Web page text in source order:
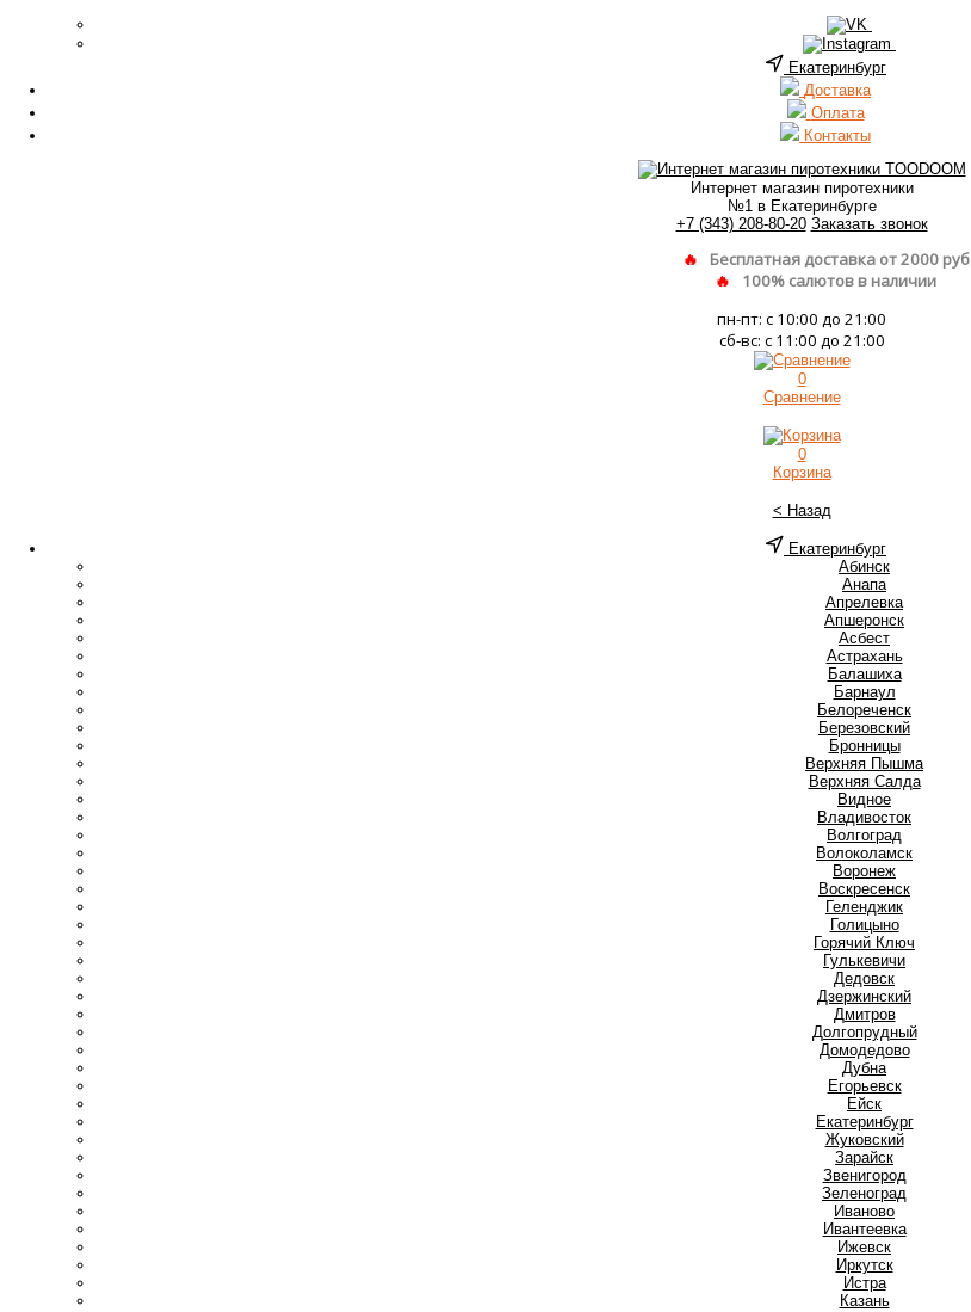
Екатеринбург
Доставка
Оплата
Контакты
Интернет магазин пиротехники
№1 в Екатеринбурге
+7 (343) 208-80-20 Заказать звонок
Бесплатная доставка от 2000 руб
100% салютов в наличии
пн-пт: с 10:00 до 21:00
сб-вс: с 11:00 до 21:00
0
Сравнение
0
Корзина
< Назад
Екатеринбург
Абинск
Анапа
Апрелевка
Апшеронск
Асбест
Астрахань
Балашиха
Барнаул
Белореченск
Березовский
Бронницы
Верхняя Пышма
Верхняя Салда
Видное
Владивосток
Волгоград
Волоколамск
Воронеж
Воскресенск
Геленджик
Голицыно
Горячий Ключ
Гулькевичи
Дедовск
Дзержинский
Дмитров
Долгопрудный
Домодедово
Дубна
Егорьевск
Ейск
Екатеринбург
Жуковский
Зарайск
Звенигород
Зеленоград
Иваново
Ивантеевка
Ижевск
Иркутск
Истра
Казань